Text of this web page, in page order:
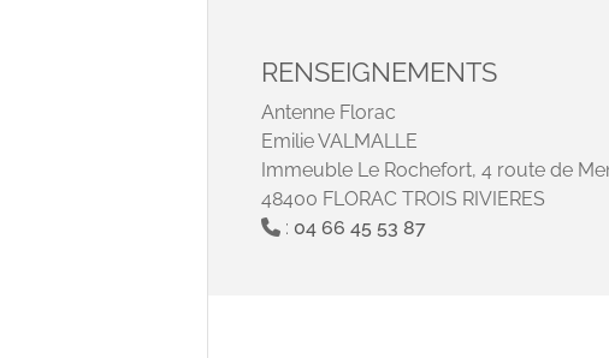
RENSEIGNEMENTS
Antenne Florac
Emilie VALMALLE
Immeuble Le Rochefort, 4 route de
48400 FLORAC TROIS RIVIERES
: 04 66 45 53 87